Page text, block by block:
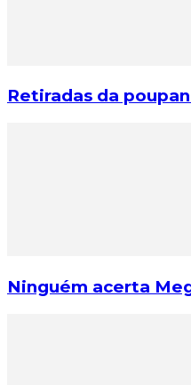
Retiradas da
Ninguém acerta